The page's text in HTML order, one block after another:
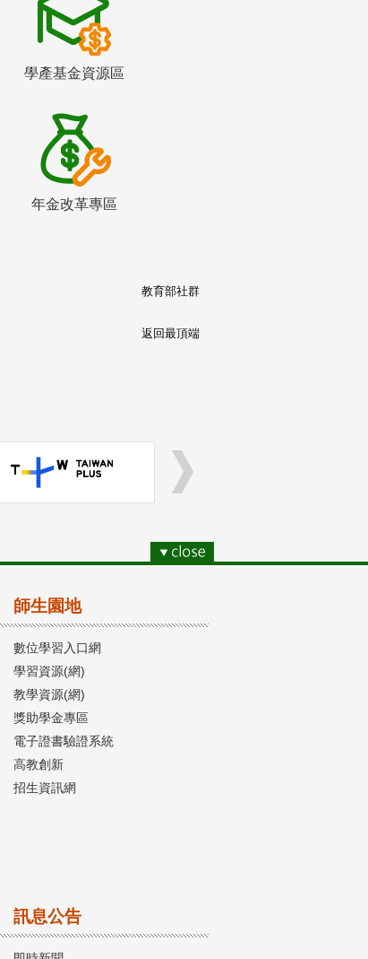
學產基金資源區
年金改革專區
教育部社群
返回最頂端
師生園地
數位學習入口網
學習資源(網)
教學資源(網)
獎助學金專區
電子證書驗證系統
高教創新
招生資訊網
訊息公告